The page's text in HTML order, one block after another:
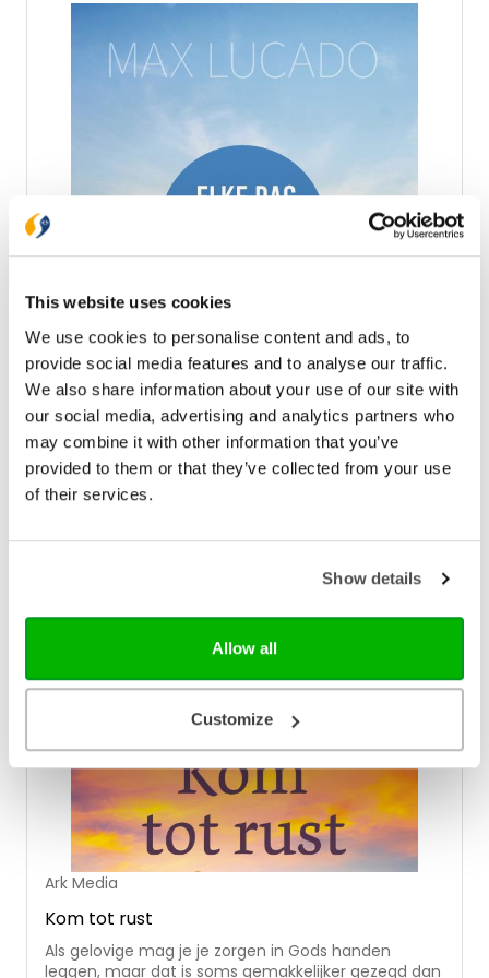
This website uses cookies
We use cookies to personalise content and ads, to
provide social media features and to analyse our traffic.
We also share information about your use of our site with
our social media, advertising and analytics partners who
may combine it with other information that you’ve
provided to them or that they’ve collected from your use
of their services.
Show details
Allow all
Customize
Ark Media
Elke dag rekenen op God
Of je nu bezorgd bent over vandaag, voor een
nieuwe uitdaging staat of angst hebt voor de
toekomst, ontdek in dit dagboek van Max Lucado
hoe Gods beloften van trouw, kracht en troost je op
de weg van rust en vrede kunnen brengen. Wat er
ook gebeurt in deze steeds veranderende wereld,
God nodigt ons uit om op Hem te rekenen, want Hij
met 365 korte, inspirerende dagteksten en
die bemoediging zoekt in moeilijke tijden of God
€ 24,99
Op voorraad
Ark Media
Kom tot rust
Als gelovige mag je je zorgen in Gods handen
leggen, maar dat is soms gemakkelijker gezegd dan